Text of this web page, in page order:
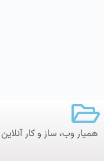
همیار وب، ساز و کار